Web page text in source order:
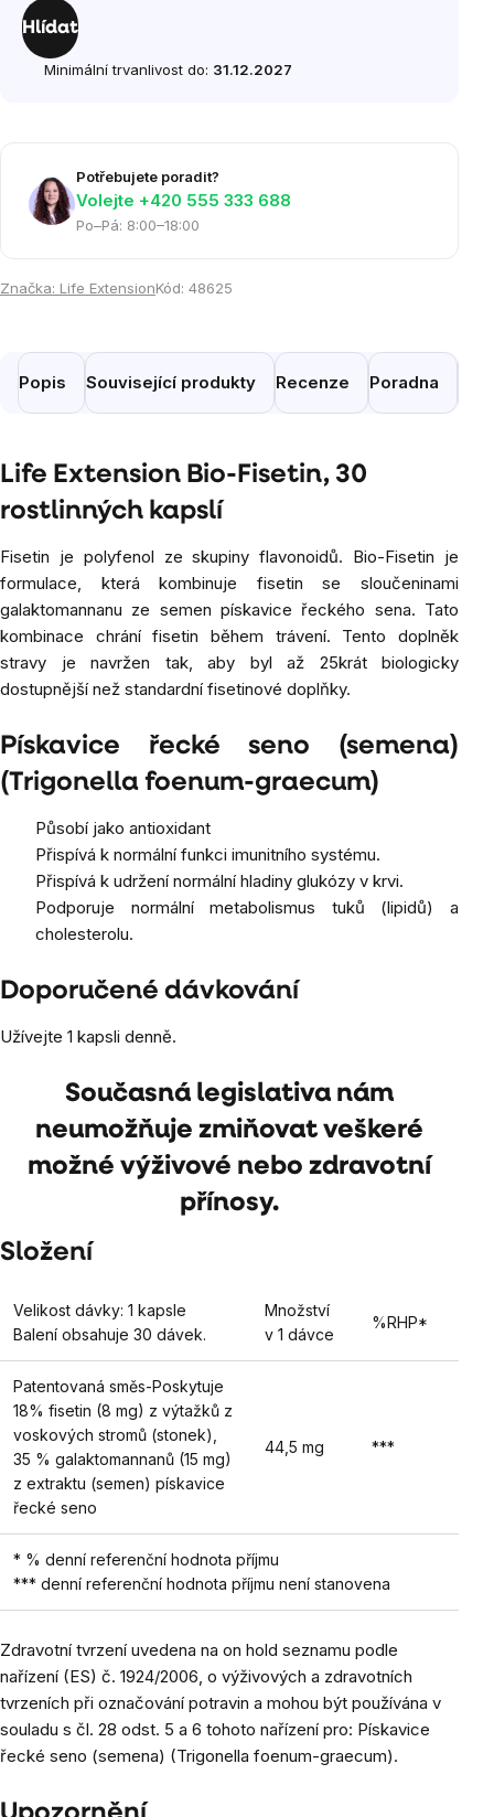
Hlídat
Minimální trvanlivost do: 31.12.2027
Potřebujete poradit?
Volejte ‭+420 555 333 688
Po–Pá: 8:00–18:00
Značka: Life ExtensionKód: 48625
Popis Související produkty Recenze Poradna
Life Extension Bio-Fisetin, 30
rostlinných kapslí
Fisetin je polyfenol ze skupiny flavonoidů. Bio-Fisetin je
formulace, která kombinuje fisetin se sloučeninami
galaktomannanu ze semen pískavice řeckého sena. Tato
kombinace chrání fisetin během trávení. Tento doplněk
stravy je navržen tak, aby byl až 25krát biologicky
dostupnější než standardní fisetinové doplňky.
Pískavice řecké seno (semena)
(Trigonella foenum-graecum)
Působí jako antioxidant
Přispívá k normální funkci imunitního systému.
Přispívá k udržení normální hladiny glukózy v krvi.
Podporuje normální metabolismus tuků (lipidů) a
cholesterolu.
Doporučené dávkování
Užívejte 1 kapsli denně.
Současná legislativa nám
neumožňuje zmiňovat veškeré
možné výživové nebo zdravotní
přínosy.
Složení
Velikost dávky: 1 kapsle
Balení obsahuje 30 dávek.
Množství
v 1 dávce
%RHP*
Patentovaná směs-Poskytuje
18% fisetin (8 mg) z výtažků z
voskových stromů (stonek),
35 % galaktomannanů (15 mg)
z extraktu (semen) pískavice
řecké seno
44,5 mg ***
* % denní referenční hodnota příjmu
*** denní referenční hodnota příjmu není stanovena
Zdravotní tvrzení uvedena na on hold seznamu podle
nařízení (ES) č. 1924/2006, o výživových a zdravotních
tvrzeních při označování potravin a mohou být používána v
souladu s čl. 28 odst. 5 a 6 tohoto nařízení pro: Pískavice
řecké seno (semena) (Trigonella foenum-graecum).